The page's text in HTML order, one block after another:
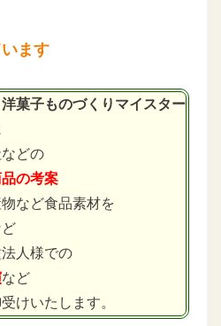
ます
菓子ものづくりマイスター
どの
の考案
など食品素材を
人様での
など
けいたします。